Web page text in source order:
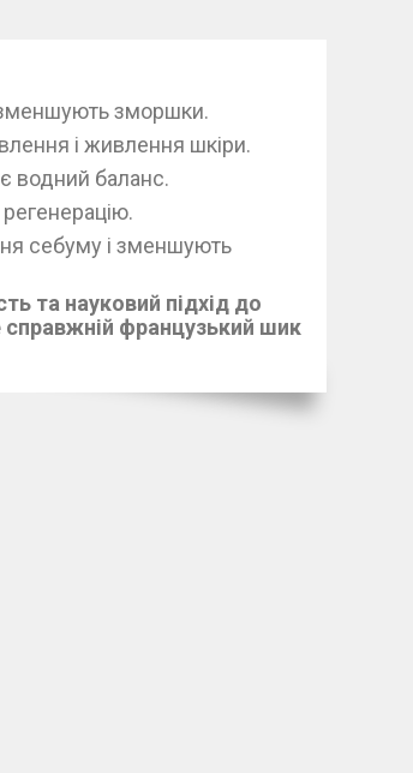
зменшують зморшки.
і живлення шкіри.
водний баланс.
себуму і зменшують
та науковий підхід до
справжній французький шик